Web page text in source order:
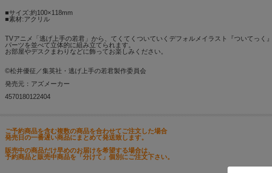
■サイズ:約100×118mm
■素材:アクリル
TVアニメ「逃げ上手の若君」から、てくてくついていくデフォルメイラスト『ついてっく
パーツを並べて立体的に組み立てられます。
お部屋やデスクまわりなどに飾ってお楽しみください。
©松井優征／集英社・逃げ上手の若君製作委員会
発売元：アズメーカー
4570180122404
ご予約商品を含む複数の商品を合わせてご注文した場合
発売日の一番遅い商品にまとめて発送致します。
販売中の商品だけ早めのお届けを希望する場合は、
予約商品と販売中商品を「分けて」個別にご注文下さい。